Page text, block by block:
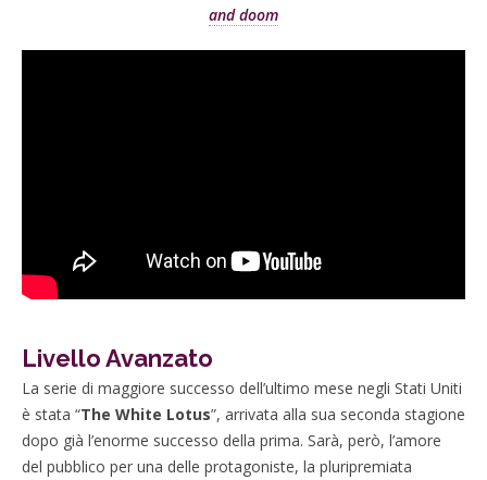
and doom
Livello Avanzato
La serie di maggiore successo dell’ultimo mese negli Stati Uniti
è stata “The White Lotus”, arrivata alla sua seconda stagione
dopo già l’enorme successo della prima. Sarà, però, l’amore
del pubblico per una delle protagoniste, la pluripremiata